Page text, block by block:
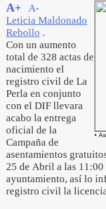
•
A+
A-
Leticia Maldonado
Rebollo .
Con un aumento
total de 328 actas de
nacimiento el
registro civil de La
Perla en conjunto
con el DIF llevara
acabo la entrega
oficial de la
Campaña de
asentamientos
25 de Abril a las
ayuntamiento, así lo
registro civil la